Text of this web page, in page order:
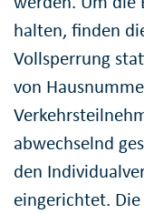
halten, finden
Vollsperrung
von
abwechselnd
den
eingerichtet.